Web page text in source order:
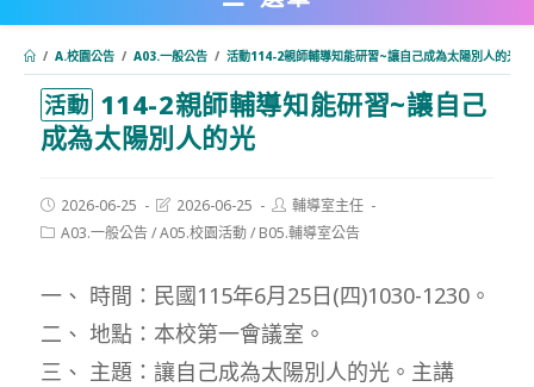
/ A.校園公告 / A03.一般公告 / 活動114-2親師輔導知能研習~讓自己成為太陽別人的光
活動 114-2親師輔導知能研習~讓自己
成為太陽別人的光
Post
published:
2026-06-25
Post
modified:
2026-06-25
Post
author:
輔導室主任
PostA03.一般公告/A05.校園活動/ B05.輔導室公告
一、 時間：民國115年6月25日(四)1030-1230。
二、 地點：本校第一會議室。
三、 主題：讓自己成為太陽別人的光。主講